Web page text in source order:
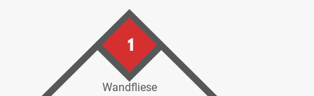
1
Wandfliese